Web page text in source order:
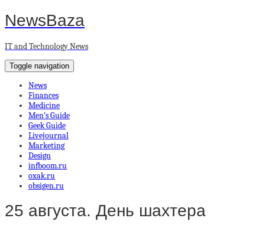
NewsBaza
IT and Technology News
Toggle navigation
News
Finances
Medicine
Men’s Guide
Geek Guide
Livejournal
Marketing
Design
infboom.ru
oxak.ru
obsigen.ru
25 августа. День шахтера